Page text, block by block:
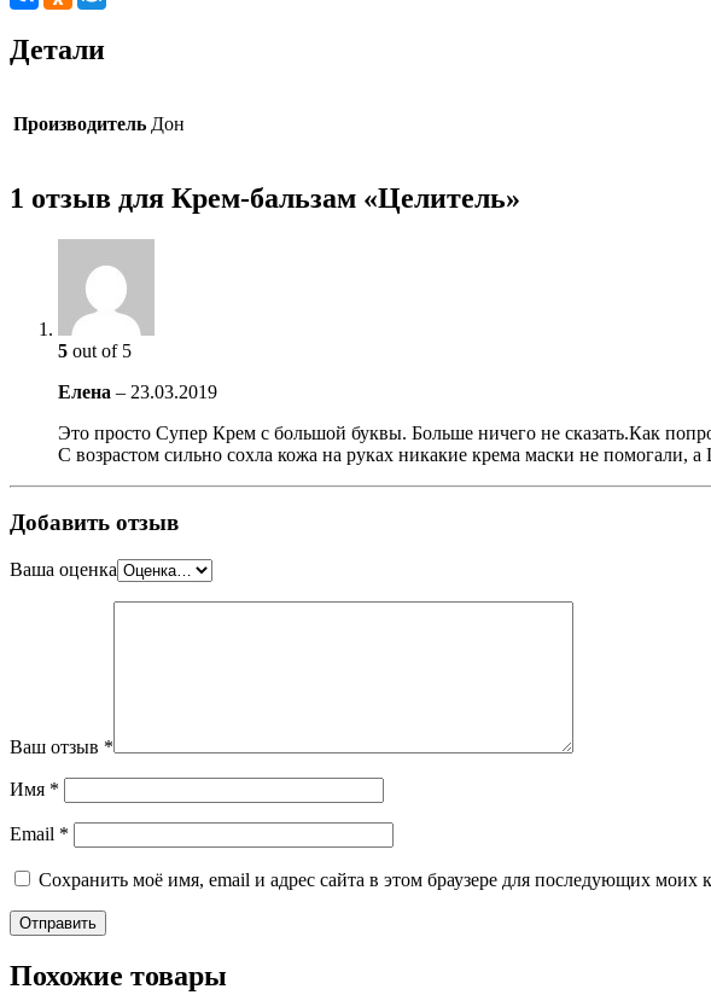
Детали
Производитель Дон
1 отзыв для Крем-бальзам «Целитель»
5 out of 5
Елена – 23.03.2019
Это просто Супер Крем с большой буквы. Больше ничего не сказать.Как
С возрастом сильно сохла кожа на руках никакие крема маски не помогали,
Добавить отзыв
Ваша оценка
Ваш отзыв *
Имя *
Email *
Сохранить моё имя, email и адрес сайта в этом браузере для последующих моих
Похожие товары